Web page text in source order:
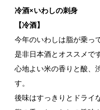
冷酒×いわしの刺身
【冷酒】
今年のいわしは脂が乗っ
是非日本酒とオススメです
心地よい米の香りと酸、
す。
後味はすっきりとドライ